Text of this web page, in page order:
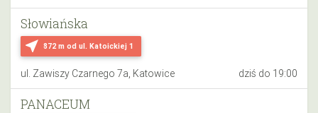
near_me 872 m od ul. Katoickiej 1
Słowiańska
ul. Zawiszy Czarnego 7a, Katowice dziś do 19:00
PANACEUM